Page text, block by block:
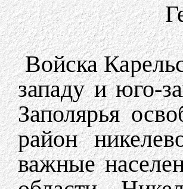
Войска
западу и юго-
Заполярья
район
важные